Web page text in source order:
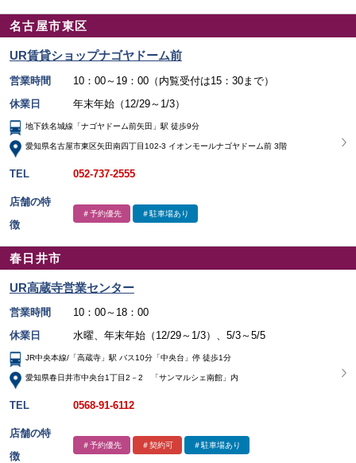
名古屋市東区
UR賃貸ショップナゴヤドーム前
営業時間
10：00～19：00（内覧受付は15：30まで）
休業日
年末年始（12/29～1/3）
地下鉄名城線「ナゴヤドーム前矢田」駅 徒歩9分
愛知県名古屋市東区矢田南四丁目102-3 イオンモールナゴヤドーム前 3階
TEL 052-737-2555
店舗の特
徴
＃予約優先 ＃駐車場あり
春日井市
UR高蔵寺営業センター
営業時間
10：00～18：00
休業日
水曜、年末年始（12/29～1/3）、5/3～5/5
JR中央本線/「高蔵寺」駅 バス10分「中央台」停 徒歩1分
愛知県春日井市中央台1丁目2－2 「サンマルシェ南館」内
TEL 0568-91-6112
店舗の特
徴
＃予約優先 ＃契約可 ＃駐車場あり